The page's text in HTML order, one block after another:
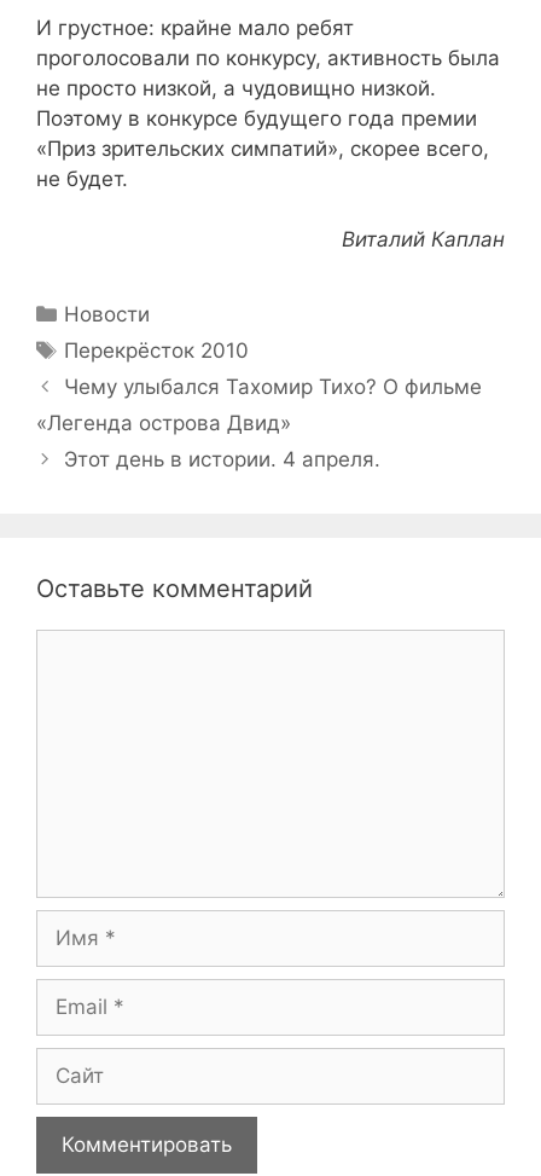
И грустное: крайне мало ребят
проголосовали по конкурсу, активность была
не просто низкой, а чудовищно низкой.
Поэтому в конкурсе будущего года премии
«Приз зрительских симпатий», скорее всего,
не будет.
Виталий Каплан
Рубрики
Новости
Метки
Перекрёсток 2010
Навигация
записи
Чему улыбался Тахомир Тихо? О фильме
«Легенда острова Двид»
Этот день в истории. 4 апреля.
Оставьте комментарий
Имя
Email
Сайт